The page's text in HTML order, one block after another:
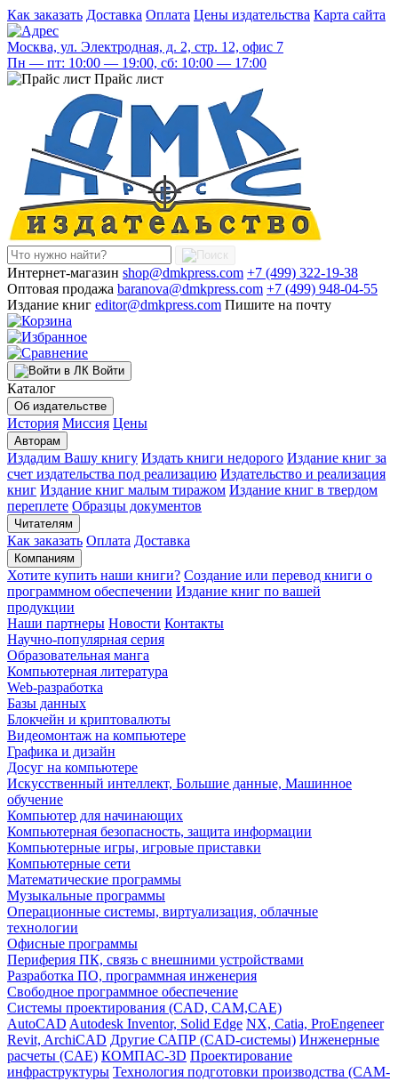
Как заказать Доставка Оплата Цены издательства Карта сайта
Москва, ул. Электродная, д. 2, стр. 12, офис 7
Пн — пт: 10:00 — 19:00, сб: 10:00 — 17:00
Прайс лист
Интернет-магазин shop@dmkpress.com +7 (499) 322-19-38
Оптовая продажа baranova@dmkpress.com +7 (499) 948-04-55
Издание книг editor@dmkpress.com Пишите на почту
Войти
Каталог
Об издательстве
История Миссия Цены
Авторам
Издадим Вашу книгу Издать книги недорого Издание книг за
счет издательства под реализацию Издательство и реализация
книг Издание книг малым тиражом Издание книг в твердом
переплете Образцы документов
Читателям
Как заказать Оплата Доставка
Компаниям
Хотите купить наши книги? Создание или перевод книги о
программном обеспечении Издание книг по вашей
продукции
Наши партнеры Новости Контакты
Научно-популярная серия
Образовательная манга
Компьютерная литература
Web-разработка
Базы данных
Блокчейн и криптовалюты
Видеомонтаж на компьютере
Графика и дизайн
Досуг на компьютере
Искусственный интеллект, Большие данные, Машинное
обучение
Компьютер для начинающих
Компьютерная безопасность, защита информации
Компьютерные игры, игровые приставки
Компьютерные сети
Математические программы
Музыкальные программы
Операционные системы, виртуализация, облачные
технологии
Офисные программы
Периферия ПК, связь с внешними устройствами
Разработка ПО, программная инженерия
Свободное программное обеспечение
Системы проектирования (CAD, CAM,CAE)
AutoCAD Autodesk Inventor, Solid Edge NX, Catia, ProEngeneer
Revit, ArchiCAD Другие САПР (CAD-системы) Инженерные
расчеты (CAE) КОМПАС-3D Проектирование
инфраструктуры Технология подготовки производства (CAM-